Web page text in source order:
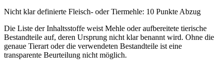
Nicht klar definierte Fleisch- oder Tiermehle: 10 Punkte Abzug
Die Liste der Inhaltsstoffe weist Mehle oder aufbereitete tierische
Bestandteile auf, deren Ursprung nicht klar benannt wird. Ohne die
genaue Tierart oder die verwendeten Bestandteile ist eine
transparente Beurteilung nicht möglich.